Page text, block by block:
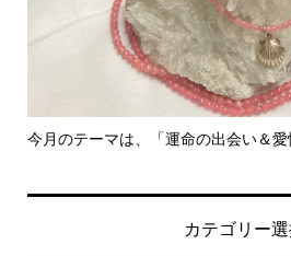
里親さん募集中！
カテゴリー